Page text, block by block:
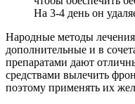
На 3-4 день он
Народные методы
дополнительные и в
препаратами дают
средствами вылечить
поэтому применять их